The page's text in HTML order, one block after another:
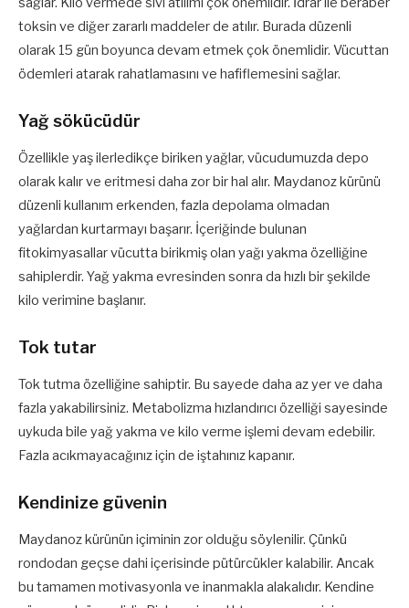
toksin ve diğer zararlı maddeler de atılır. Burada düzenli
olarak 15 gün boyunca devam etmek çok önemlidir. Vücuttan
ödemleri atarak rahatlamasını ve hafiflemesini sağlar.
Yağ sökücüdür
Özellikle yaş ilerledikçe biriken yağlar, vücudumuzda depo
olarak kalır ve eritmesi daha zor bir hal alır. Maydanoz kürünü
düzenli kullanım erkenden, fazla depolama olmadan
yağlardan kurtarmayı başarır. İçeriğinde bulunan
fitokimyasallar vücutta birikmiş olan yağı yakma özelliğine
sahiplerdir. Yağ yakma evresinden sonra da hızlı bir şekilde
kilo verimine başlanır.
Tok tutar
Tok tutma özelliğine sahiptir. Bu sayede daha az yer ve daha
fazla yakabilirsiniz. Metabolizma hızlandırıcı özelliği sayesinde
uykuda bile yağ yakma ve kilo verme işlemi devam edebilir.
Fazla acıkmayacağınız için de iştahınız kapanır.
Kendinize güvenin
Maydanoz kürünün içiminin zor olduğu söylenilir. Çünkü
rondodan geçse dahi içerisinde pütürcükler kalabilir. Ancak
bu tamamen motivasyonla ve inanmakla alakalıdır. Kendine